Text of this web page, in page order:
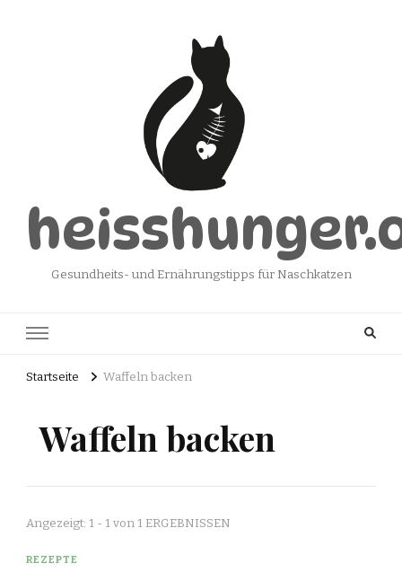
Gesundheits- und Ernährungstipps für Naschkatzen
Startseite Waffeln backen
Waffeln backen
Angezeigt: 1 - 1 von 1 ERGEBNISSEN
REZEPTE